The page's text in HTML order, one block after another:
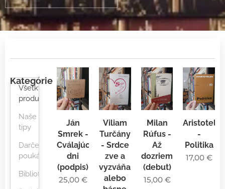
Kategórie
Všetky
produkty
Naše
tipy
Darčekové
poukážky
Bibliofílie
Ján
Smrek -
Cválajúce
dni
(podpis)
25,00€
Viliam
Turčány
- Srdce
zve a
vyzváňa
alebo
Milan
Rúfus -
Až
dozrieme
(debut)
15,00€
Aristoteles
-
Politika
17,00€